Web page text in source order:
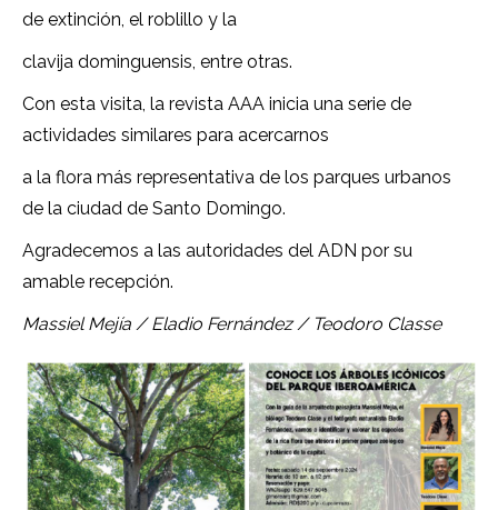
de extinción, el roblillo y la
clavija dominguensis, entre otras.
Con esta visita, la revista AAA inicia una serie de
actividades similares para acercarnos
a la flora más representativa de los parques urbanos
de la ciudad de Santo Domingo.
Agradecemos a las autoridades del ADN por su
amable recepción.
Massiel Mejía / Eladio Fernández / Teodoro Classe